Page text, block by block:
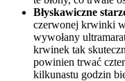
Błyskawiczne
czerwonej krwinki
wywołany
krwinek tak
powinien trwać
kilkunastu godzin